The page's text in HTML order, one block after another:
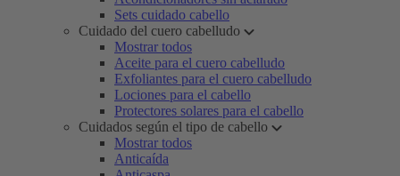
Sets cuidado cabello
Cuidado del cuero cabelludo
Mostrar todos
Aceite para el cuero cabelludo
Exfoliantes para el cuero cabelludo
Lociones para el cabello
Protectores solares para el cabello
Cuidados según el tipo de cabello
Mostrar todos
Anticaída